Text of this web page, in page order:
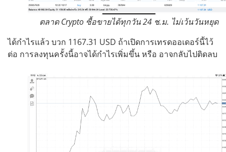
ตลาด Crypto ซื้อขายได้ทุกวัน 24 ช.ม. ไม่เว้นวันหยุด
ได้กำไรแล้ว บวก 1167.31 USD ถ้าเปิดการเทรดออเดอร์นี้ไว้
ต่อ การลงทุนครั้งนี้อาจได้กำไรเพิ่มขึ้น หรือ อาจกลับไปติดลบ